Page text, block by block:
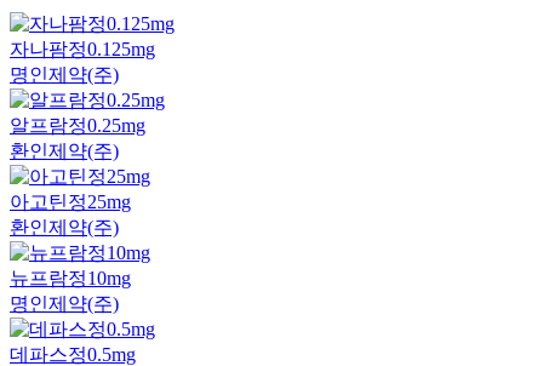
자나팜정0.125mg
명인제약(주)
알프람정0.25mg
환인제약(주)
아고틴정25mg
환인제약(주)
뉴프람정10mg
명인제약(주)
데파스정0.5mg